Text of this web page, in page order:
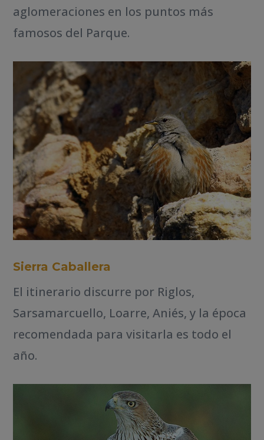
aglomeraciones en los puntos más
famosos del Parque.
Sierra Caballera
El itinerario discurre por Riglos,
Sarsamarcuello, Loarre, Aniés, y la época
recomendada para visitarla es todo el
año.